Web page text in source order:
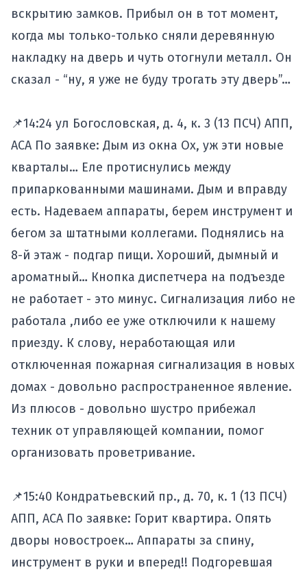
вскрытию замков. Прибыл он в тот момент,
когда мы только-только сняли деревянную
накладку на дверь и чуть отогнули металл. Он
сказал - “ну, я уже не буду трогать эту дверь”…
📌14:24 ул Богословская, д. 4, к. 3 (13 ПСЧ) АПП,
АСА По заявке: Дым из окна Ох, уж эти новые
кварталы… Еле протиснулись между
припаркованными машинами. Дым и вправду
есть. Надеваем аппараты, берем инструмент и
бегом за штатными коллегами. Поднялись на
8-й этаж - подгар пищи. Хороший, дымный и
ароматный… Кнопка диспетчера на подъезде
не работает - это минус. Сигнализация либо не
работала ,либо ее уже отключили к нашему
приезду. К слову, неработающая или
отключенная пожарная сигнализация в новых
домах - довольно распространенное явление.
Из плюсов - довольно шустро прибежал
техник от управляющей компании, помог
организовать проветривание.
📌15:40 Кондратьевский пр., д. 70, к. 1 (13 ПСЧ)
АПП, АСА По заявке: Горит квартира. Опять
дворы новостроек… Аппараты за спину,
инструмент в руки и вперед!! Подгоревшая